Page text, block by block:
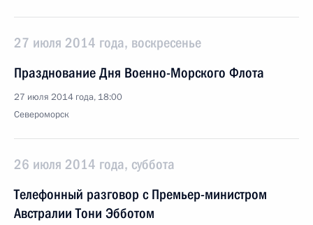
27 июля 2014 года, воскресенье
Празднование Дня Военно-Морского Флота
27 июля 2014 года, 18:00
Североморск
26 июля 2014 года, суббота
Телефонный разговор с Премьер-министром
Австралии Тони Эбботом